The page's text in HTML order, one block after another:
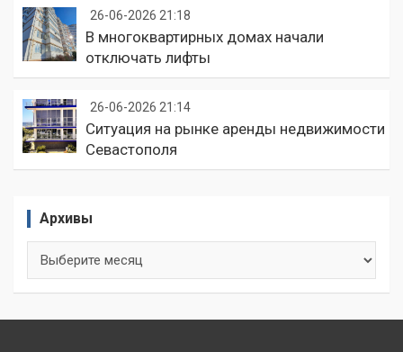
26-06-2026 21:18
В многоквартирных домах начали
отключать лифты
26-06-2026 21:14
Ситуация на рынке аренды недвижимости
Севастополя
Архивы